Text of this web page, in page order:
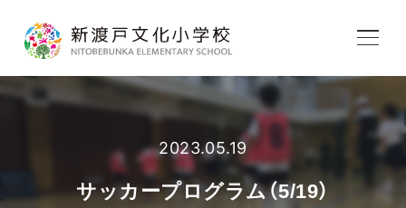
学校紹介
教育内容 2023.05.19
サッカープログラム（5/19）